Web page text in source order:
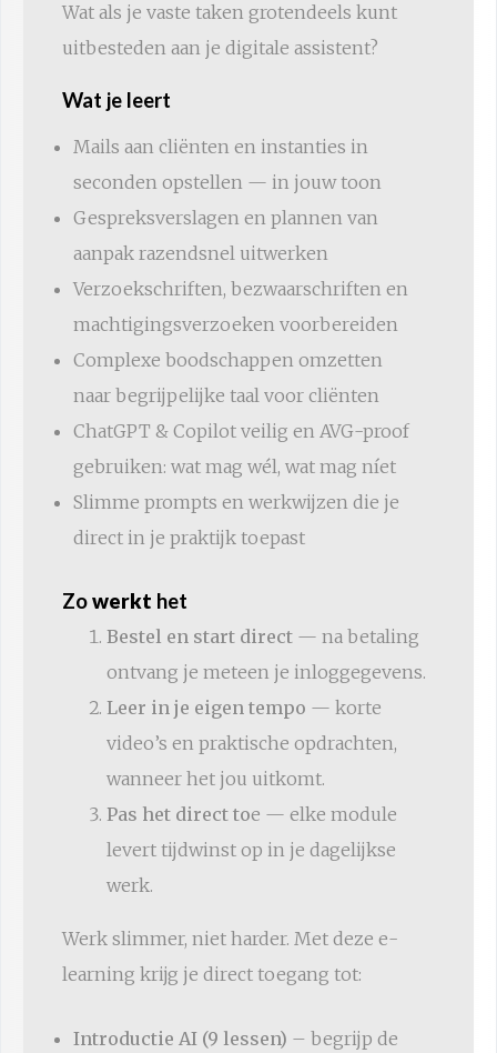
Wat als je vaste taken grotendeels kunt
uitbesteden aan je digitale assistent?
Wat je leert
Mails aan cliënten en instanties in
seconden opstellen — in jouw toon
Gespreksverslagen en plannen van
aanpak razendsnel uitwerken
Verzoekschriften, bezwaarschriften en
machtigingsverzoeken voorbereiden
Complexe boodschappen omzetten
naar begrijpelijke taal voor cliënten
ChatGPT & Copilot veilig en AVG-proof
gebruiken: wat mag wél, wat mag níet
Slimme prompts en werkwijzen die je
direct in je praktijk toepast
Zowerkt het
Bestel en start direct — na betaling
ontvang je meteen je inloggegevens.
Leer in je eigen tempo — korte
video’s en praktische opdrachten,
wanneer het jou uitkomt.
Pas het direct toe — elke module
levert tijdwinst op in je dagelijkse
werk.
Werk slimmer, niet harder. Met deze e-
learning krijg je direct toegang tot:
Introductie AI (9 lessen) – begrijp de